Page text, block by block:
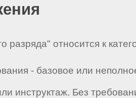
разряда" относится к
- базовое или
инструктаж. Без